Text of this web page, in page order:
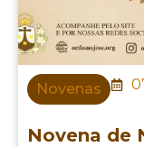
Novenas
Novena de